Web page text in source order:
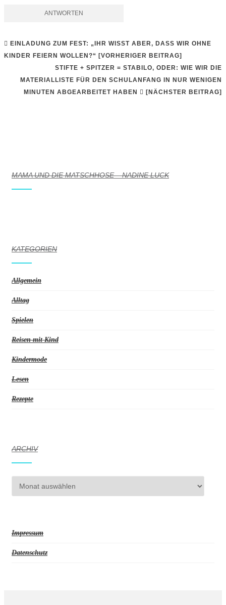
BEITRAGS-
NAVIGATION
EINLADUNG ZUM FEST: „IHR WISST ABER, DASS WIR OHNE
KINDER FEIERN WOLLEN?“ [VORHERIGER BEITRAG]
STIFTE + SPITZER = STABILO, ODER: WIE WIR DIE
MATERIALLISTE FÜR DEN SCHULANFANG IN NUR WENIGEN
MINUTEN ABGEARBEITET HABEN
[NÄCHSTER BEITRAG]
MAMA UND DIE MATSCHHOSE – NADINE LUCK
KATEGORIEN
Allgemein
Alltag
Spielen
Reisen mit Kind
Kindermode
Lesen
Rezepte
ARCHIV
Archiv
Impressum
Datenschutz